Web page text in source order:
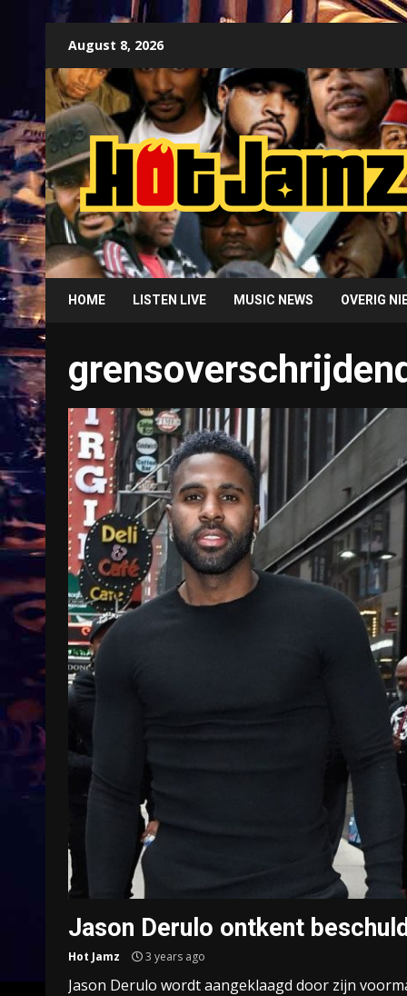
content
August 8, 2026
HOME LISTEN LIVE MUSIC NEWS OVERIG
Jason Derulo ontkent
Hot Jamz 3 years ago
Jason Derulo wordt aangeklaagd door zijn
Treinkaartjes worden duurder,
abonnementen verdwijnen
9 months ago